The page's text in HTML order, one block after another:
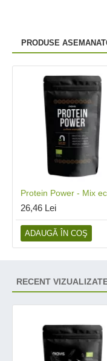
PRODUSE
26,46 Lei
ADAUGĂ ÎN COŞ
RECENT